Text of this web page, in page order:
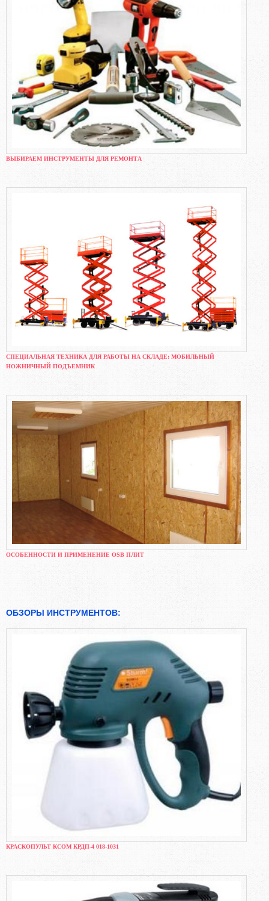
ВЫБИРАЕМ ИНСТРУМЕНТЫ ДЛЯ РЕМОНТА
СПЕЦИАЛЬНАЯ ТЕХНИКА ДЛЯ РАБОТЫ НА СКЛАДЕ: МОБИЛЬНЫЙ
НОЖНИЧНЫЙ ПОДЪЕМНИК
ОСОБЕННОСТИ И ПРИМЕНЕНИЕ OSB ПЛИТ
ОБЗОРЫ ИНСТРУМЕНТОВ:
КРАСКОПУЛЬТ КСОМ КРДП-4 018-1031